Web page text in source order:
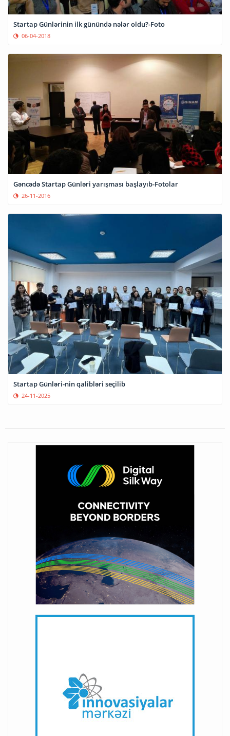
Startap Günlərinin ilk günündə nələr oldu?-Foto
06-04-2018
Gəncədə Startap Günləri yarışması başlayıb-Fotolar
26-11-2016
Startap Günləri-nin qalibləri seçilib
24-11-2025